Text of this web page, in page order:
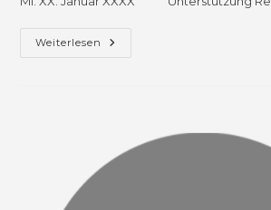
Weiterlesen Unterstützung